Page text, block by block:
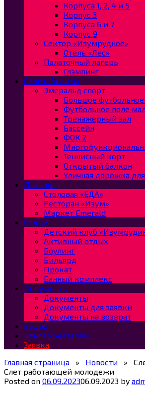
Корпуса 1, 2, 4 и 5
Корпус 3
Корпуса 6 и 7
Корпус 9
Сектор «Изумрудное»
Отель «Лес»
Палаточный лагерь
Глэмпинг
Спортобъекты
Эмеральд спорт
Большое футбольное
Футбольное поле
Тренажерный зал
Бассейн
ФОК 2
Теннисный корт
Открытый балкон
Уличная дорожка
Питание
Столовая «ЕДА»
Ресторан «Изум»
Маркет Emerald
Отдых
Детский клуб
Активный отдых
Боулинг
Бильярд
Прокат
Банный комплекс
Документы
Документы
Документы для заявки
Документы на возврат
Видео
Рекламодателям
Заявка
Главная страница » Новости »
Слет работающей молодежи
Posted on 06.09.202306.09.2023 by